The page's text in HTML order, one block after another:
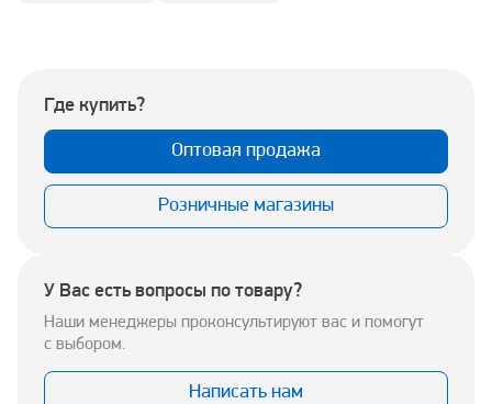
Где купить?
Оптовая продажа
Розничные магазины
У Вас есть вопросы по товару?
Наши менеджеры проконсультируют вас и помогут
с выбором.
Написать нам